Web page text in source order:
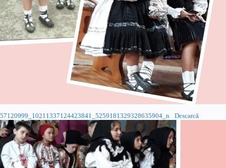
57120999_10211337124423841_5259181329328635904_n Descarcă